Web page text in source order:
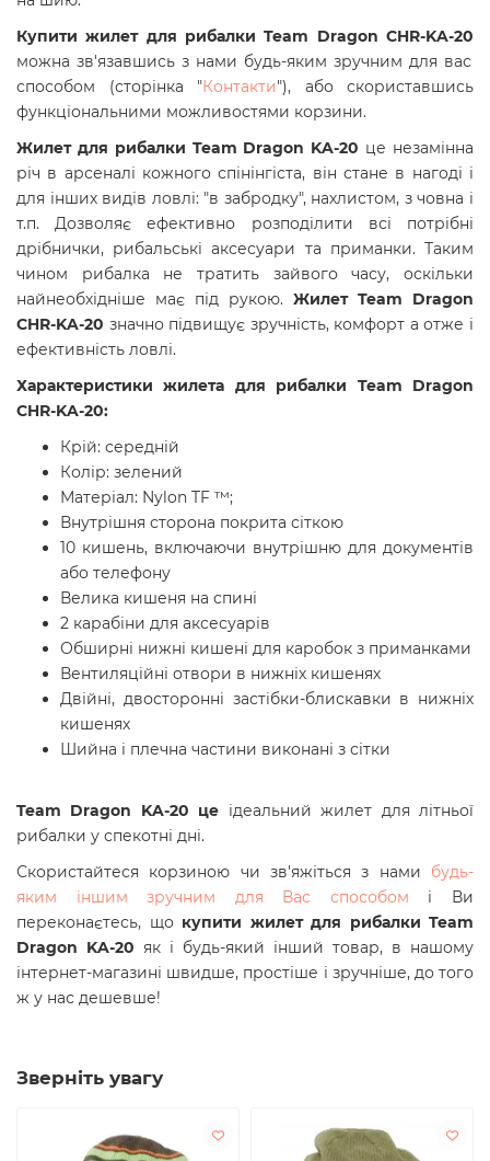
Купити жилет для рибалки Team Dragon CHR-KA-20
можна зв'язавшись з нами будь-яким зручним для вас
способом (сторінка "Контакти"), або скориставшись
функціональними можливостями корзини.
Жилет для рибалки Team Dragon KA-20 це незамінна
річ в арсеналі кожного спінінгіста, він стане в нагоді і
для інших видів ловлі: "в забродку", нахлистом, з човна і
т.п. Дозволяє ефективно розподілити всі потрібні
дрібнички, рибальські аксесуари та приманки. Таким
чином рибалка не тратить зайвого часу, оскільки
найнеобхідніше має під рукою. Жилет Team Dragon
CHR-KA-20 значно підвищує зручність, комфорт а отже і
ефективність ловлі.
Характеристики жилета для рибалки Team Dragon
CHR-KA-20:
Крій: середній
Колір: зелений
Матеріал: Nylon TF ™;
Внутрішня сторона покрита сіткою
10 кишень, включаючи внутрішню для документів
або телефону
Велика кишеня на спині
2 карабіни для аксесуарів
Обширні нижні кишені для каробок з приманками
Вентиляційні отвори в нижніх кишенях
Двійні, двосторонні застібки-блискавки в нижніх
кишенях
Шийна і плечна частини виконані з сітки
Team Dragon KA-20 це ідеальний жилет для літньої
рибалки у спекотні дні.
Скористайтеся корзиною чи зв'яжіться з нами будь-
яким іншим зручним для Вас способом і Ви
переконаєтесь, що купити жилет для рибалки Team
Dragon KA-20 як і будь-який інший товар, в нашому
інтернет-магазині швидше, простіше і зручніше, до того
ж у нас дешевше!
Зверніть увагу